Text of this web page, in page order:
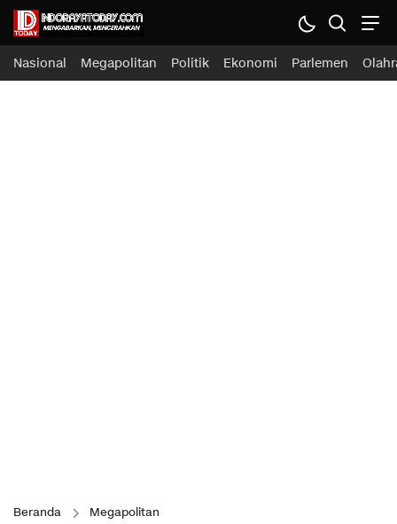
Nasional Megapolitan Politik Ekonomi Parlemen
Beranda Megapolitan